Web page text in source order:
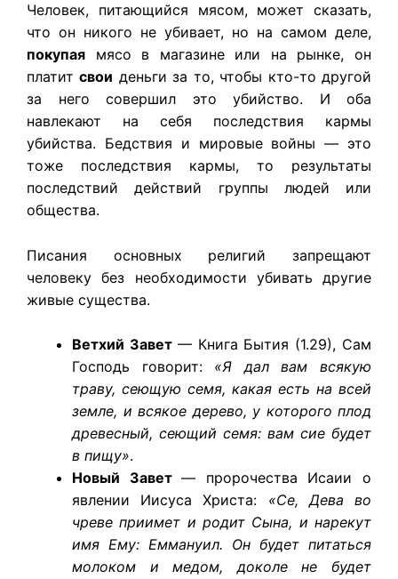
Человек, питающийся мясом, может сказать,
что он никого не убивает, но на самом деле,
покупая мясо в магазине или на рынке, он
платитсвои деньги за то, чтобы кто-то другой
за него совершил это убийство. И оба
навлекают на себя последствия кармы
убийства. Бедствия и мировые войны — это
тоже последствия кармы, то результаты
последствий действий группы людей или
общества.
Писания основных религий запрещают
человеку без необходимости убивать другие
живые существа.
Ветхий Завет — Книга Бытия (1.29), Сам
Господь говорит: «Я дал вам всякую
траву, сеющую семя, какая есть на всей
земле, и всякое дерево, у которого плод
древесный, сеющий семя: вам сие будет
в пищу».
Новый Завет— пророчества Исаии о
явлении Иисуса Христа: «Се, Дева во
чреве приимет и родит Сына, и нарекут
имя Ему: Еммануил. Он будет питаться
молоком и медом, доколе не будет